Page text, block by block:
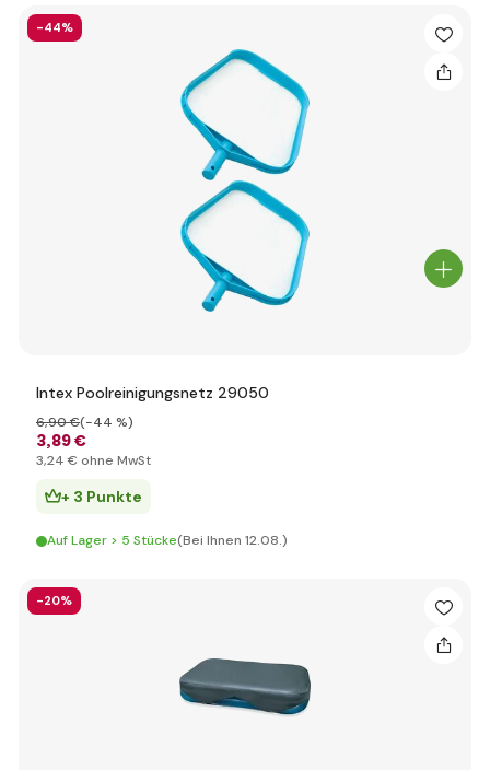
-44%
Intex Poolreinigungsnetz 29050
3,89 €
6,90 €(-44 %)
3,24 € ohne MwSt
+ 3 Punkte
Auf Lager > 5 Stücke(Bei Ihnen 12.08.)
-20%